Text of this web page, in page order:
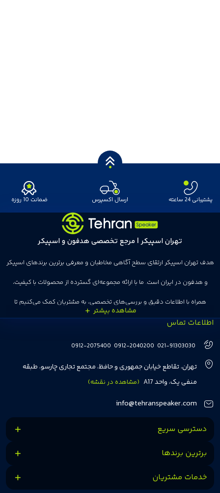
پشتیبانی 24 ساعته ارسال اکسپرس ضمانت 10 روزه
تهران اسپیکر | مرجع تخصصی هدفون و اسپیکر
هدف تهران اسپیکر ارتقای سطح آگاهی مخاطبان و معرفی برترین برندهای اسپیکر
و هدفون در ایران است. ما با ارائه مجموعه‌ای گسترده از محصولات با کیفیت،
همراه با اطلاعات دقیق و بررسی‌های تخصصی، به مشتریان کمک می‌کنیم تا
انتخاب‌های درست و هوشمندانه‌ای داشته باشند. تهران اسپیکر با تجربه‌ای بیش از
هفت سال در این زمینه، بر ایجاد تجربه خریدی آسان، سریع و مطمئن تمرکز دارد تا
مشتریان بتوانند با خیالی آسوده از انتخاب خود لذت ببرند. ما به رضایت و اعتماد
مشتریان اهمیت می‌دهیم و همواره در تلاشیم تا بهترین‌ها را برای آن‌ها فراهم
کنیم.
اطلاعات تماس
021-91303030
0912-2040200
0912-2075400
تهران، تقاطع خیابان جمهوری و حافظ، مجتمع تجاری چارسو، طبقه
منفی یک، واحد A17
(مشاهده در نقشه)
info@tehranspeaker.com
دسترسی سریع
برترین برندها
خدمات مشتریان